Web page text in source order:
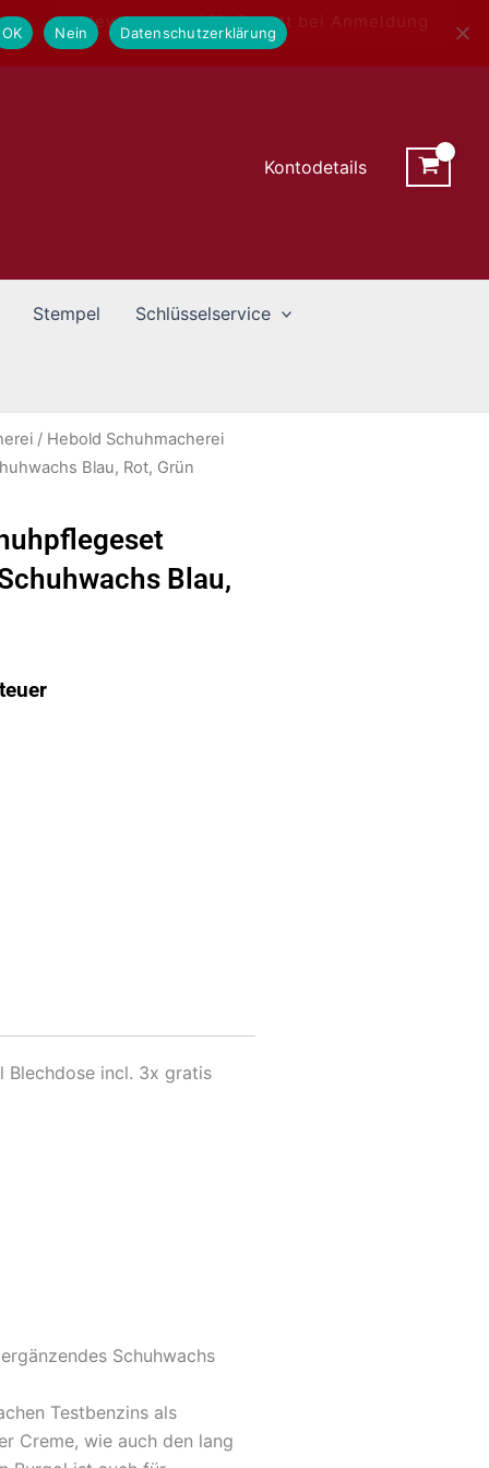
Newsletter - 10% Rabatt bei Anmeldung
Kontodetails
Stempel Schlüsselservice
/ Hebold Schuhmacherei
Blau, Rot, Grün
Blau,
Blechdose incl. 3x gratis
Schuhwachs
Testbenzins als
Creme, wie auch den lang
OK Nein Datenschutzerklärung